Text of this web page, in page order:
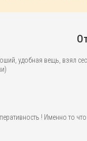
удобная вещь, взял
! Именно то